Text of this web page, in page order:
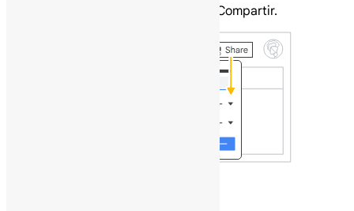
Haz clic en Enviar o Compartir.